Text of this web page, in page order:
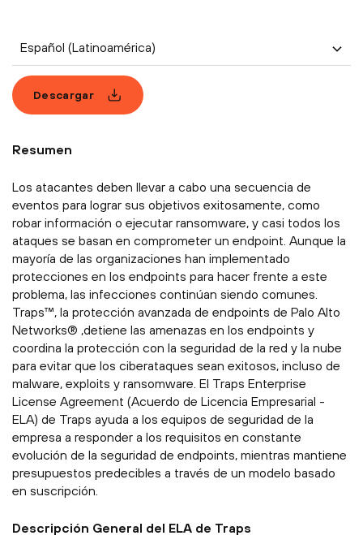
Español (Latinoamérica)
Descargar
Resumen
Los atacantes deben llevar a cabo una secuencia de
eventos para lograr sus objetivos exitosamente, como
robar información o ejecutar ransomware, y casi todos los
ataques se basan en comprometer un endpoint. Aunque la
mayoría de las organizaciones han implementado
protecciones en los endpoints para hacer frente a este
problema, las infecciones continúan siendo comunes.
Traps™, la protección avanzada de endpoints de Palo Alto
Networks® ,detiene las amenazas en los endpoints y
coordina la protección con la seguridad de la red y la nube
para evitar que los ciberataques sean exitosos, incluso de
malware, exploits y ransomware. El Traps Enterprise
License Agreement (Acuerdo de Licencia Empresarial -
ELA) de Traps ayuda a los equipos de seguridad de la
empresa a responder a los requisitos en constante
evolución de la seguridad de endpoints, mientras mantiene
presupuestos predecibles a través de un modelo basado
en suscripción.
Descripción General del ELA de Traps